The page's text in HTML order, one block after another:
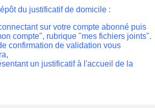
du justificatif de domicile :
sur votre compte abonné puis
compte", rubrique "mes fichiers joints".
confirmation de validation vous
un justificatif à l'accueil de la